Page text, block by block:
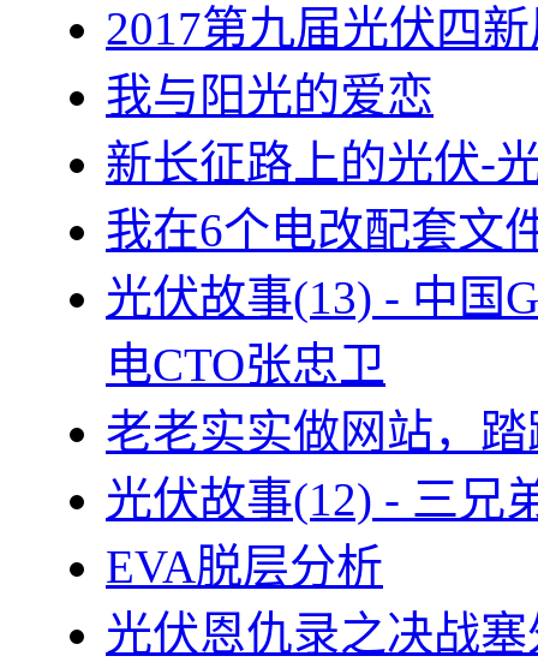
2017第九届光伏四
我与阳光的爱恋
新长征路上的光伏-
我在6个电改配套文
光伏故事(13) - 中国
电CTO张忠卫
老老实实做网站，
光伏故事(12) - 三兄
EVA脱层分析
光伏恩仇录之决战